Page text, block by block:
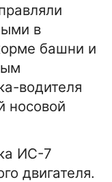
в
башни и
водителя
носовой
ИС-7
двигателя.